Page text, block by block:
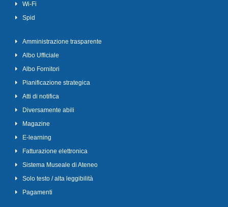
Wi-Fi
Spid
Amministrazione trasparente
Albo Ufficiale
Albo Fornitori
Pianificazione strategica
Atti di notifica
Diversamente abili
Magazine
E-learning
Fatturazione elettronica
Sistema Museale di Ateneo
Solo testo / alta leggibilità
Pagamenti